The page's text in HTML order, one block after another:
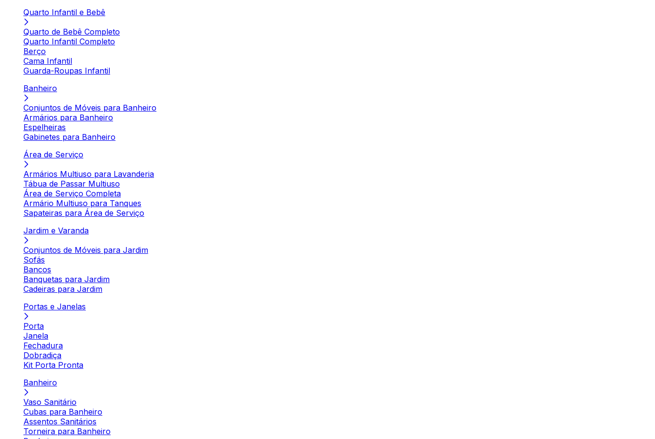
Quarto Infantil e Bebê
Quarto de Bebê Completo
Quarto Infantil Completo
Berço
Cama Infantil
Guarda-Roupas Infantil
Banheiro
Conjuntos de Móveis para Banheiro
Armários para Banheiro
Espelheiras
Gabinetes para Banheiro
Área de Serviço
Armários Multiuso para Lavanderia
Tábua de Passar Multiuso
Área de Serviço Completa
Armário Multiuso para Tanques
Sapateiras para Área de Serviço
Jardim e Varanda
Conjuntos de Móveis para Jardim
Sofás
Bancos
Banquetas para Jardim
Cadeiras para Jardim
Portas e Janelas
Porta
Janela
Fechadura
Dobradiça
Kit Porta Pronta
Banheiro
Vaso Sanitário
Cubas para Banheiro
Assentos Sanitários
Torneira para Banheiro